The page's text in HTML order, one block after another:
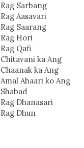
Rag Sarbang
Rag Aasavari
Rag Saarang
Rag Hori
Rag Qafi
Chitavani ka Ang
Chaanak ka Ang
Amal Ahaari ko Ang
Shabad
Rag Dhanasari
Rag Dhun